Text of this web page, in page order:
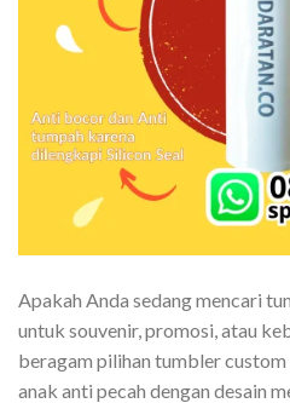
Apakah Anda sedang mencari
untuk souvenir, promosi, atau
beragam pilihan tumbler
anak anti pecah dengan desain